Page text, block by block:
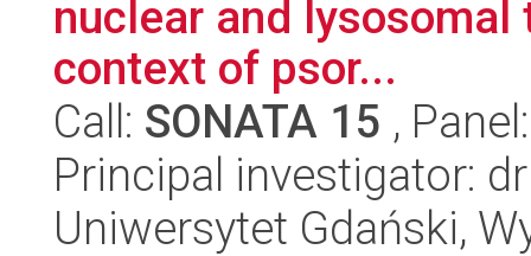
nuclear and
context of psor...
Call: SONATA 15 ,
Principal investigator:
Uniwersytet Gdański,